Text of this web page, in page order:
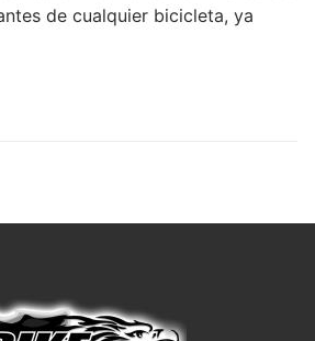
de cualquier bicicleta, ya